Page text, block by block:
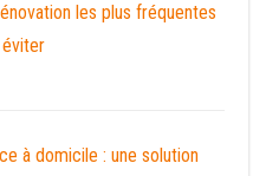
les plus fréquentes
à domicile : une solution